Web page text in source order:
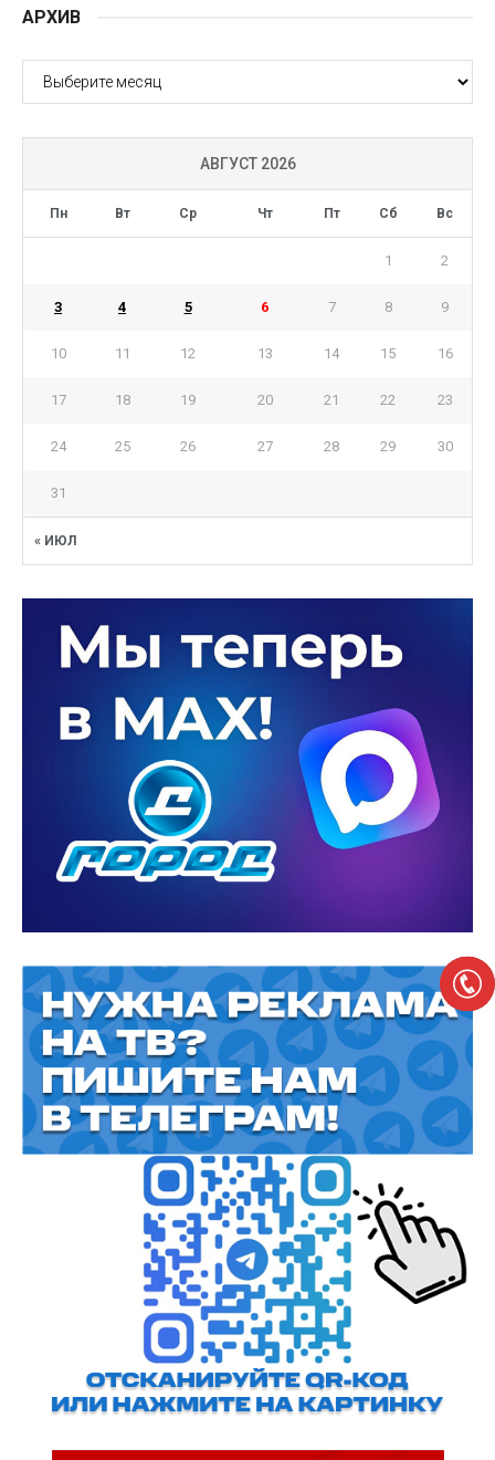
АРХИВ
АРХИВ
АВГУСТ 2026
Пн Вт Ср Чт Пт Сб Вс
« ИЮЛ
1 2
3 4 5 6 7 8 9
10 11 12 13 14 15 16
17 18 19 20 21 22 23
24 25 26 27 28 29 30
31